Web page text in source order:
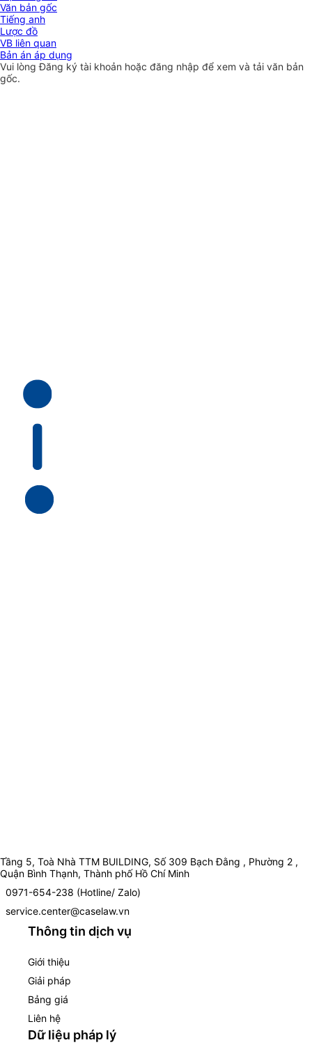
Văn bản gốc
Tiếng anh
Lược đồ
VB liên quan
Bản án áp dụng
Vui lòngĐăng ký tài khoản hoặc đăng nhập để xem và tải văn bản
gốc.
Tầng 5, Toà Nhà TTM BUILDING, Số 309 Bạch Đằng , Phường 2 ,
Quận Bình Thạnh, Thành phố Hồ Chí Minh
0971-654-238 (Hotline/ Zalo)
service.center@caselaw.vn
Thông tin dịch vụ
Giới thiệu
Giải pháp
Bảng giá
Liên hệ
Dữ liệu pháp lý